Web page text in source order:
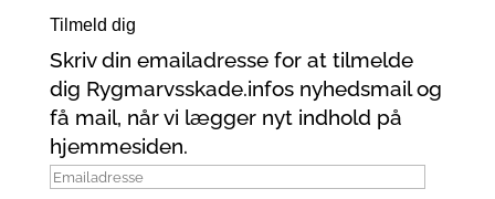
Tilmeld dig
Skriv din emailadresse for at tilmelde
dig Rygmarvsskade.infos nyhedsmail og
få mail, når vi lægger nyt indhold på
hjemmesiden.
Emailadresse